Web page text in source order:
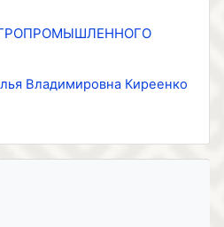
Владимировна Киреенко